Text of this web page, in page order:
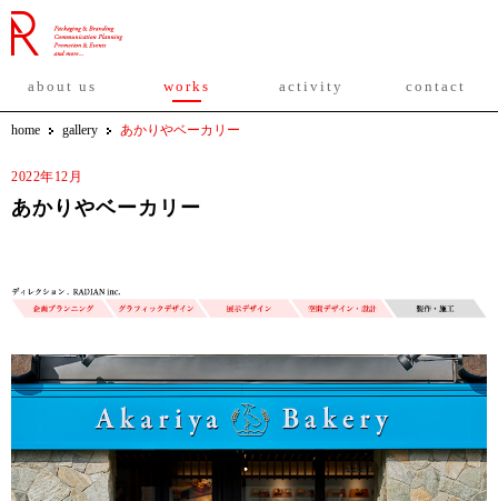
about us works activity contact
home gallery あかりやベーカリー
2022年12月
あかりやベーカリー